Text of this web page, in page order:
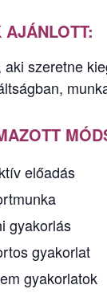
AJÁNLOTT:
aki szeretne
előadás
gyakorlás
gyakorlat
gyakorlatok